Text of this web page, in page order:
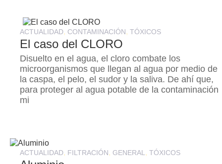
ACTUALIDAD, CONTAMINACIÓN,TÓXICOS
El caso del CLORO
Disuelto en el agua, el cloro combate los
microorganismos que llegan al agua por medio de
la caspa, el pelo, el sudor y la saliva. De ahí que,
para proteger al agua potable de la contaminación
mi
ACTUALIDAD, FILTRACIÓN, GENERAL ,TÓXICOS